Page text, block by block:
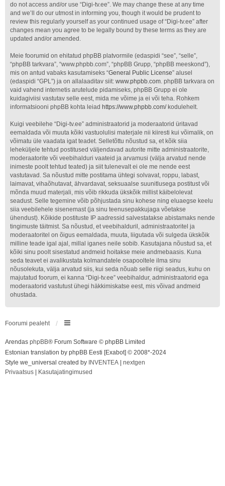
do not access and/or use “Digi-tv.ee”. We may change these at any time
and we’ll do our utmost in informing you, though it would be prudent to
review this regularly yourself as your continued usage of “Digi-tv.ee” after
changes mean you agree to be legally bound by these terms as they are
updated and/or amended.
Meie foorumid on ehitatud phpBB platvormile (edaspidi “see”, “selle”,
“phpBB tarkvara”, “www.phpbb.com”, “phpBB Grupp, “phpBB meeskond”),
mis on antud vabaks kasutamiseks “General Public License” alusel
(edaspidi “GPL”) ja on allalaaditav siit: www.phpbb.com. phpBB tarkvara on
vaid vahend internetis arutelude pidamiseks, phpBB Grupp ei ole
kuidagiviisi vastutav selle eest, mida me võime ja ei või teha. Rohkem
informatsiooni phpBB kohta leiad https://www.phpbb.com/kodulehelt.
Kuigi veebilehe “Digi-tv.ee” administraatorid ja moderaatorid üritavad
eemaldada või muuta kõiki vastuolulisi materjale nii kiiresti kui võimalik, on
võimatu üle vaadata igat teadet. Selletõttu nõustud sa, et kõik siia
leheküljele tehtud postitused väljendavad autorite mitte administraatorite,
moderaatorite või veebihalduri vaateid ja arvamusi (välja arvatud nende
inimeste poolt tehtud teated) ja siit tulenevalt ei ole me nende eest
vastutavad. Sa nõustud mitte postitama ühtegi solvavat, roppu, labast,
laimavat, vihaõhutavat, ähvardavat, seksuaalse suunitlusega postitust või
mõnda muud materjali, mis võib rikkuda ükskõik millist käibelolevat
seadust. Selle tegemine võib põhjustada sinu kohese ning eluaegse keelu
siia veebilehele sisenemast (ja sinu teenusepakkujaga võetakse
ühendust). Kõikide postituste IP aadressid salvestatakse abistamaks nende
tingimuste täitmist. Sa nõustud, et veebihalduril, administraatoritel ja
moderaatoritel on õigus eemaldada, muuta, liigutada või sulgeda ükskõik
milline teade igal ajal, millal iganes neile sobib. Kasutajana nõustud sa, et
kõiki sinu poolt sisestatud andmeid hoitakse meie andmebaasis. Kuna
seda teavet ei avalikustata kolmandatele osapooltele ilma sinu
nõusolekuta, välja arvatud siis, kui seda nõuab selle riigi seadus, kuhu on
majutatud foorum, ei kanna “Digi-tv.ee” veebihaldur, administraatorid ega
moderaatorid vastutust ühegi häkkimiskatse eest, mis võivad andmeid
ohustada.
Foorumi pealeht
Arendas phpBB® Forum Software © phpBB Limited
Estonian translation by phpBB Eesti [Exabot] © 2008*-2024
Style we_universal created by INVENTEA
nextgen
Privaatsus
Kasutajatingimused